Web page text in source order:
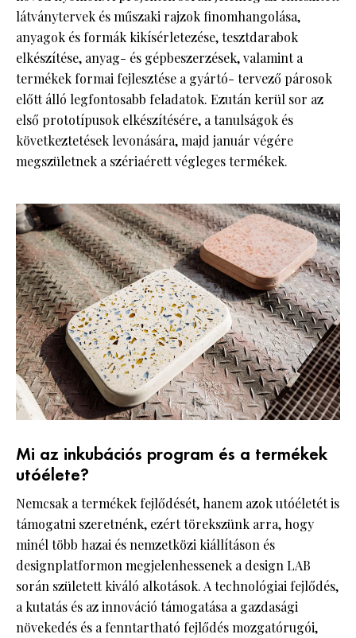
látványtervek és műszaki rajzok finomhangolása,
anyagok és formák kikísérletezése, tesztdarabok
elkészítése, anyag- és gépbeszerzések, valamint a
termékek formai fejlesztése a gyártó- tervező párosok
előtt álló legfontosabb feladatok. Ezután kerül sor az
első prototípusok elkészítésére, a tanulságok és
következtetések levonására, majd január végére
megszületnek a szériaérett végleges termékek.
Mi az inkubációs program és a termékek
utóélete?
Nemcsak a termékek fejlődését, hanem azok utóéletét is
támogatni szeretnénk, ezért törekszünk arra, hogy
minél több hazai és nemzetközi kiállításon és
designplatformon megjelenhessenek a design LAB
során született kiváló alkotások. A technológiai fejlődés,
a kutatás és az innováció támogatása a gazdasági
növekedés és a fenntartható fejlődés mozgatórugói,